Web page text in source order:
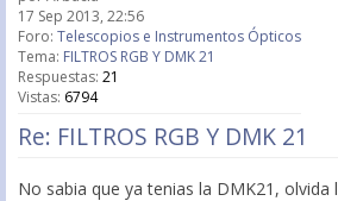
17 Sep 2013, 22:56
Foro: Telescopios e Instrumentos Ópticos
Tema: FILTROS RGB Y DMK 21
Respuestas: 21
Vistas: 6794
Re: FILTROS RGB Y DMK 21
No sabia que ya tenias la DMK21, olvida